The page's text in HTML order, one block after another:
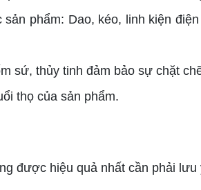
phẩm: Dao, kéo, linh kiện
sứ, thủy tinh đảm bảo sự chặt
thọ của sản phẩm.
được hiệu quả nhất cần phải lưu